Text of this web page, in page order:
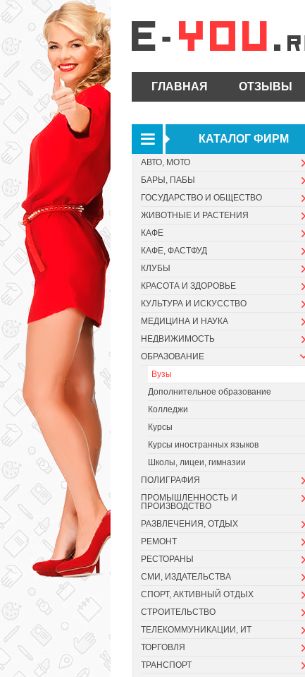
ГЛАВНАЯ ОТЗЫВЫ
КАТАЛОГ ФИРМ
АВТО, МОТО
БАРЫ, ПАБЫ
ГОСУДАРСТВО И ОБЩЕСТВО
ЖИВОТНЫЕ И РАСТЕНИЯ
КАФЕ
КАФЕ, ФАСТФУД
КЛУБЫ
КРАСОТА И ЗДОРОВЬЕ
КУЛЬТУРА И ИСКУССТВО
МЕДИЦИНА И НАУКА
НЕДВИЖИМОСТЬ
ОБРАЗОВАНИЕ
Вузы
Дополнительное образование
Колледжи
Курсы
Курсы иностранных языков
Школы, лицеи, гимназии
ПОЛИГРАФИЯ
ПРОМЫШЛЕННОСТЬ И
ПРОИЗВОДСТВО
РАЗВЛЕЧЕНИЯ, ОТДЫХ
РЕМОНТ
РЕСТОРАНЫ
СМИ, ИЗДАТЕЛЬСТВА
СПОРТ, АКТИВНЫЙ ОТДЫХ
СТРОИТЕЛЬСТВО
ТЕЛЕКОММУНИКАЦИИ, ИТ
ТОРГОВЛЯ
ТРАНСПОРТ